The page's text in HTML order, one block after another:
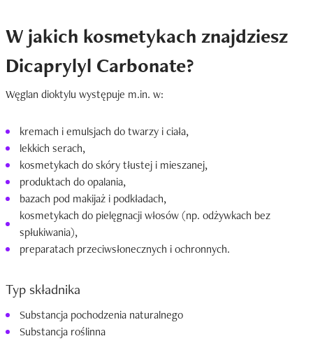
W jakich kosmetykach znajdziesz
Dicaprylyl Carbonate?
Węglan dioktylu występuje m.in. w:
kremach i emulsjach do twarzy i ciała,
lekkich serach,
kosmetykach do skóry tłustej i mieszanej,
produktach do opalania,
bazach pod makijaż i podkładach,
kosmetykach do pielęgnacji włosów (np. odżywkach bez
spłukiwania),
preparatach przeciwsłonecznych i ochronnych.
Typ składnika
Substancja pochodzenia naturalnego
Substancja roślinna